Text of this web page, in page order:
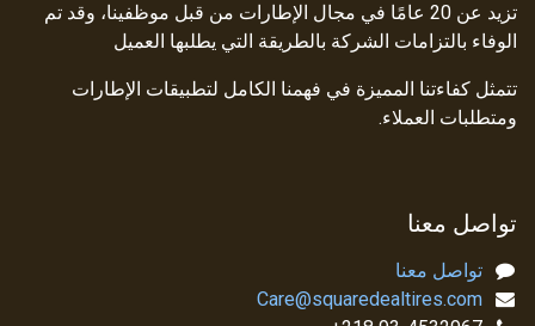
تزيد عن 20 عامًا في مجال الإطارات من قبل موظفينا، وقد تم
الوفاء بالتزامات الشركة بالطريقة التي يطلبها العميل
تتمثل كفاءتنا المميزة في فهمنا الكامل لتطبيقات الإطارات
ومتطلبات العملاء.
تواصل معنا
تواصل معنا
Care@squaredealtires.com